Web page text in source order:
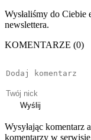
Wysłaliśmy do
newslettera.
KOMENTARZE (0)
Wyślij
Wysyłając komentarz
komentarzy w